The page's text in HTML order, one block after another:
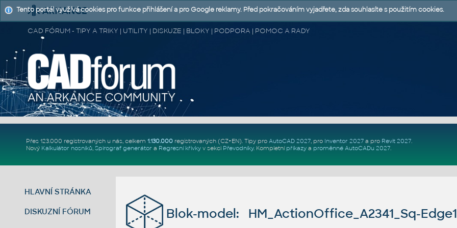
CAD FÓRUM - TIPY A TRIKY | UTILITY | DISKUZE | BLOKY | PODPORA | POMOC A RADY
Přes 123.000 registrovaných u nás, celkem 1.130.000registrovaných (CZ+EN). Tipy pro AutoCAD 2027, pro Inventor 2027a pro Revit 2027.
Nový Kalkulátor nosníků, Spirograf generátor a Regresní křivkyv sekci Převodníky. Kompletní příkazya proměnné AutoCADu 2027.
HLAVNÍ STRÁNKA
DISKUZNÍ FÓRUM Blok-model: HM_ActionOffice_A2341_Sq-
Tento portál využívá cookies pro funkce přihlášení a pro Google reklamy. Před pokračováním vyjadřete, zda souhlasíte s použitím cookies.